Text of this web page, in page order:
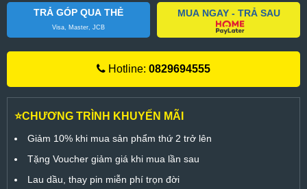
TRẢ GÓP QUA THẺ
Visa, Master, JCB
MUA NGAY - TRẢ SAU
Hotline: 0829694555
⭐CHƯƠNG TRÌNH KHUYẾN MÃI
Giảm 10% khi mua sản phẩm thứ 2 trở lên
Tặng Voucher giảm giá khi mua lần sau
Lau dầu, thay pin miễn phí trọn đời